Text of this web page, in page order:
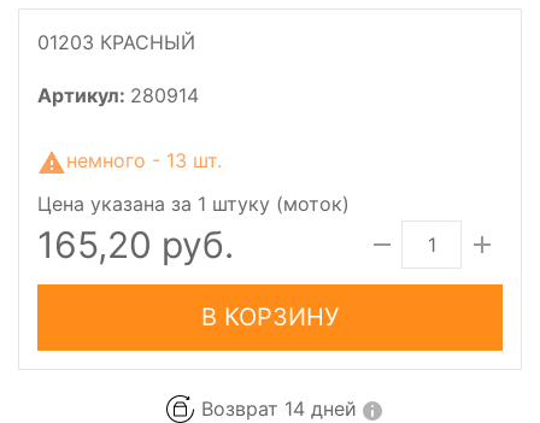
01203 КРАСНЫЙ
Артикул: 280914
Цена указана за 1 штуку (моток)
немного - 13 шт.
165,20 руб.
В КОРЗИНУ
Возврат 14 дней